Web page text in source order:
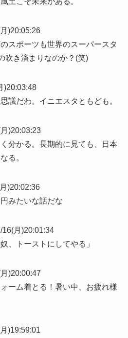
)20:05:26
スポーツも世界のスーパースタ
吹き溜まりなのか？(笑)
)20:03:48
議だわ。イニエスタともども。
)20:03:23
分かる。長期的に見ても、日本
る。
)20:02:36
みたいな話だな
16(月)20:01:34
、トーストにしてやる」
)20:00:47
ーム着とる！暑い中、お疲れ様
)19:59:01